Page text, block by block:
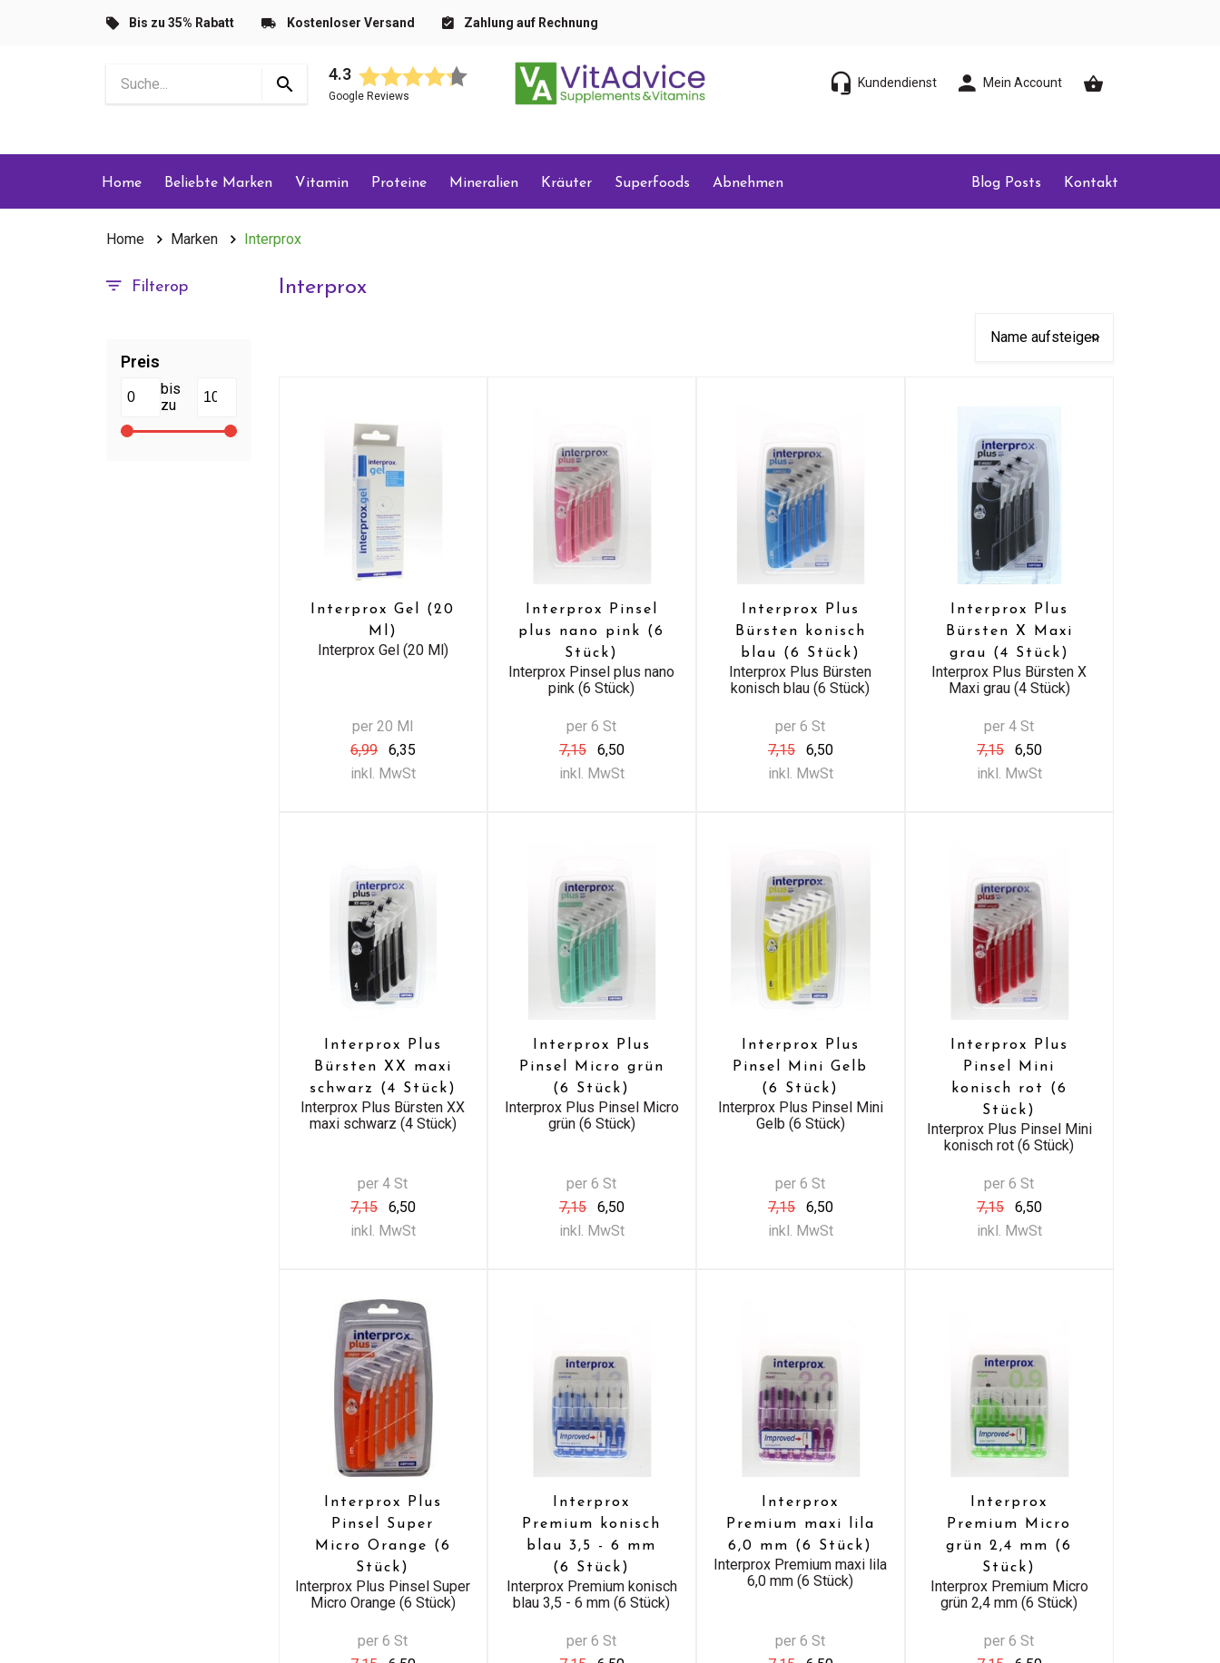
Bis zu 35% Rabatt Kostenloser Versand Zahlung auf Rechnung
4.3
Google Reviews
Kundendienst Mein Account
Home Beliebte Marken Vitamin Proteine Mineralien Kräuter Superfoods Abnehmen Blog Posts Kontakt
Home Marken Interprox
Filterop
Preis
bis
zu
Interprox
Interprox Gel (20
Ml)
Interprox Gel (20 Ml)
per 20 Ml
6,99
6,35
inkl. MwSt
Interprox Pinsel
plus nano pink (6
Stück)
Interprox Pinsel plus nano
pink (6 Stück)
per 6 St
7,15
6,50
inkl. MwSt
Interprox Plus
Bürsten konisch
blau (6 Stück)
Interprox Plus Bürsten
konisch blau (6 Stück)
per 6 St
7,15
6,50
inkl. MwSt
Interprox Plus
Bürsten X Maxi
grau (4 Stück)
Interprox Plus Bürsten X
Maxi grau (4 Stück)
per 4 St
7,15
6,50
inkl. MwSt
Interprox Plus
Bürsten XX maxi
schwarz (4 Stück)
Interprox Plus Bürsten XX
maxi schwarz (4 Stück)
per 4 St
7,15
6,50
inkl. MwSt
Interprox Plus
Pinsel Micro grün
(6 Stück)
Interprox Plus Pinsel Micro
grün (6 Stück)
per 6 St
7,15
6,50
inkl. MwSt
Interprox Plus
Pinsel Mini Gelb
(6 Stück)
Interprox Plus Pinsel Mini
Gelb (6 Stück)
per 6 St
7,15
6,50
inkl. MwSt
Interprox Plus
Pinsel Mini
konisch rot (6
Stück)
Interprox Plus Pinsel Mini
konisch rot (6 Stück)
per 6 St
7,15
6,50
inkl. MwSt
Interprox Plus
Pinsel Super
Micro Orange (6
Stück)
Interprox Plus Pinsel Super
Micro Orange (6 Stück)
per 6 St
Interprox
Premium konisch
blau 3,5 - 6 mm
(6 Stück)
Interprox Premium konisch
blau 3,5 - 6 mm (6 Stück)
per 6 St
Interprox
Premium maxi lila
6,0 mm (6 Stück)
Interprox Premium maxi lila
6,0 mm (6 Stück)
per 6 St
Interprox
Premium Micro
grün 2,4 mm (6
Stück)
Interprox Premium Micro
grün 2,4 mm (6 Stück)
per 6 St